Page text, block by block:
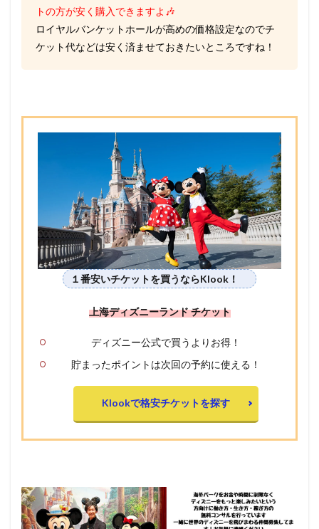
トの方が安く購入できますよ🎶
ロイヤルバンケットホールが高めの価格設定なのでチ
ケット代などは安く済ませておきたいところですね！
１番安いチケットを買うならKlook！
上海ディズニーランド チケット
ディズニー公式で買うよりお得！
貯まったポイントは次回の予約に使える！
Klookで格安チケットを探す